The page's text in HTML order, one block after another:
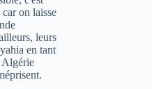
on laisse
leurs
en tant
Algérie